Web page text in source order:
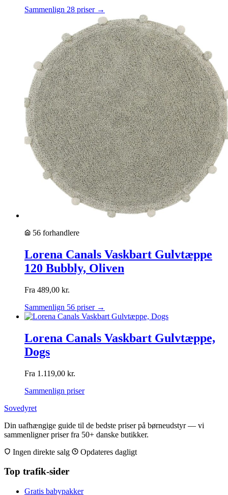
Sammenlign 28 priser →
56 forhandlere
Lorena Canals Vaskbart Gulvtæppe
120 Bubbly, Oliven
Fra 489,00 kr.
Sammenlign 56 priser →
Lorena Canals Vaskbart Gulvtæppe,
Dogs
Fra 1.119,00 kr.
Sammenlign priser
Sovedyret
Din uafhængige guide til de bedste priser på børneudstyr — vi
sammenligner priser fra 50+ danske butikker.
Ingen direkte salg
Opdateres dagligt
Top trafik-sider
Gratis babypakker